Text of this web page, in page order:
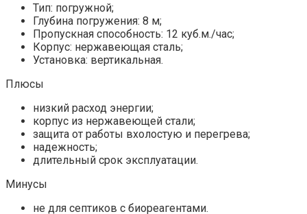
Тип: погружной;
Глубина погружения: 8 м;
Пропускная способность: 12 куб.м./час;
Корпус: нержавеющая сталь;
Установка: вертикальная.
Плюсы
низкий расход энергии;
корпус из нержавеющей стали;
защита от работы вхолостую и перегрева;
надежность;
длительный срок эксплуатации.
Минусы
не для септиков с биореагентами.